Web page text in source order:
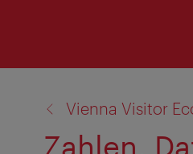
Vienna Visitor
Zahlen,